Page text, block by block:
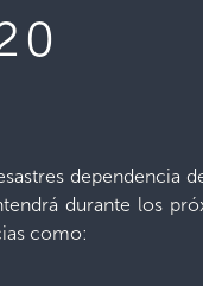
dependencia
durante los
como: